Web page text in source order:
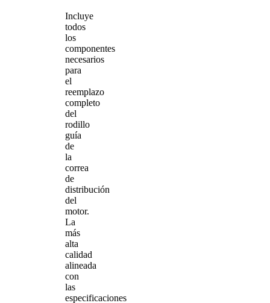
Incluye
todos
los
componentes
necesarios
para
el
reemplazo
completo
del
rodillo
guía
de
la
correa
de
distribución
del
motor.
La
más
alta
calidad
alineada
con
las
especificaciones